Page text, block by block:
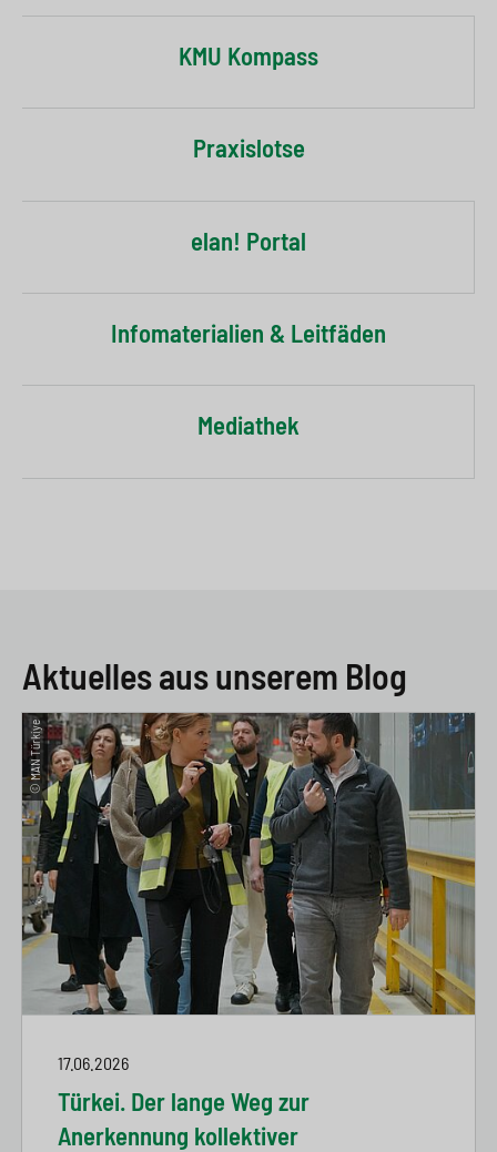
KMU Kompass
Praxislotse
elan! Portal
Infomaterialien & Leitfäden
Mediathek
Aktuelles aus unserem Blog
© MAN Türkiye
17.06.2026
Türkei. Der lange Weg zur
Anerkennung kollektiver